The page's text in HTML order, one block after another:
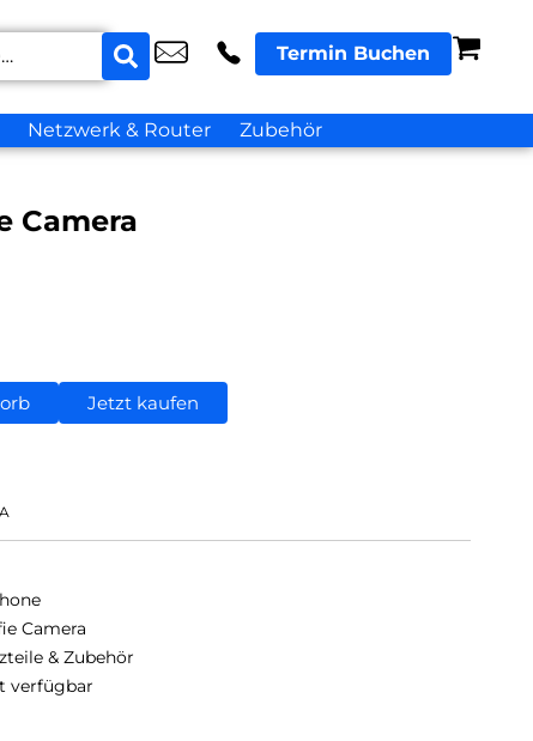
Termin Buchen
Netzwerk & Router Zubehör
Camera
Jetzt kaufen
Camera
& Zubehör
verfügbar